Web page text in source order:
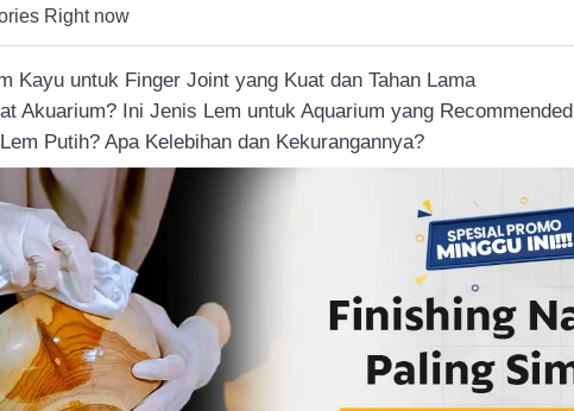
Right now
Kayu untuk Finger Joint yang Kuat dan Tahan Lama
Akuarium? Ini Jenis Lem untuk Aquarium yang Recommended
Putih? Apa Kelebihan dan Kekurangannya?